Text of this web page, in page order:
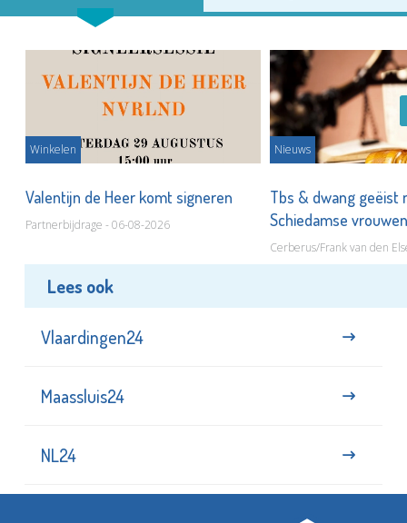
Winkelen
Valentijn de Heer komt signeren
Partnerbijdrage - 06-08-2026
Nieuws
Tbs & dwang geëist
Schiedamse
Cerberus/Frank van den
Lees ook
Vlaardingen24
Maassluis24
NL24